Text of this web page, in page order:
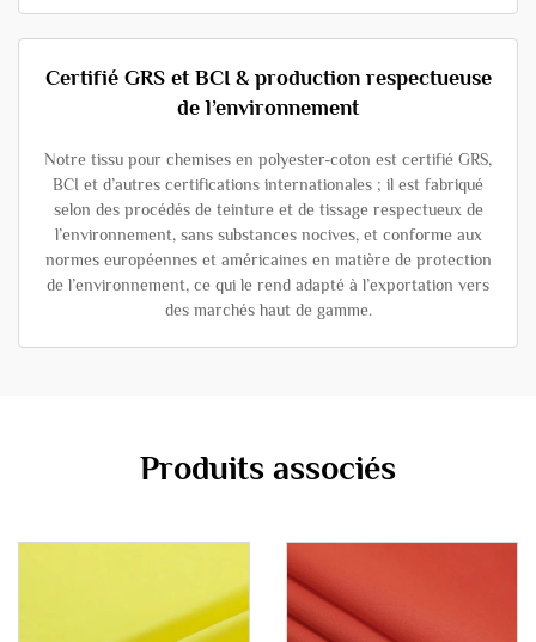
Certifié GRS et BCI & production respectueuse
de l’environnement
Notre tissu pour chemises en polyester-coton est certifié GRS,
BCI et d’autres certifications internationales ; il est fabriqué
selon des procédés de teinture et de tissage respectueux de
l’environnement, sans substances nocives, et conforme aux
normes européennes et américaines en matière de protection
de l’environnement, ce qui le rend adapté à l’exportation vers
des marchés haut de gamme.
Produits associés